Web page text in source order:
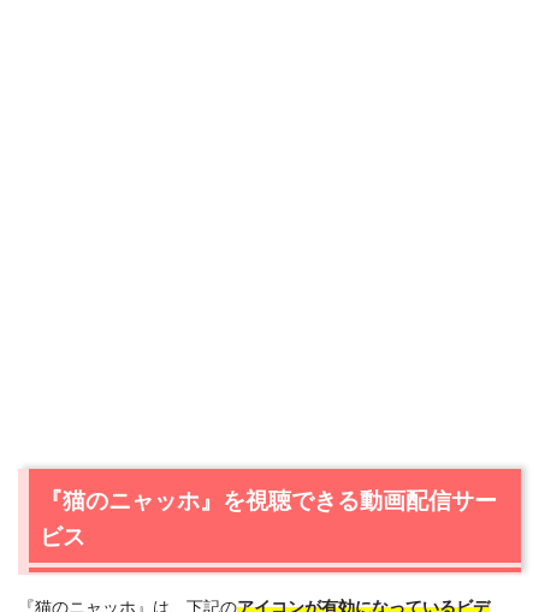
『猫のニャッホ』を視聴できる動画配信サー
ビス
『猫のニャッホ』は、下記のアイコンが有効になっているビデ